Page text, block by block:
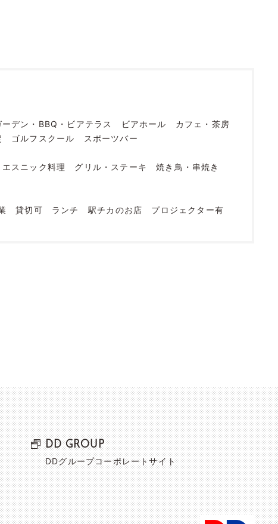
ーデン・BBQ・ビアテラス ビアホール
カフェ・茶房
ゴルフスクール
スポーツバー
スニック料理 グリル・ステーキ
焼き鳥・串焼き
貸切可 ランチ 駅チカのお店
プロジェクター有
DD GROUP
DDグループコーポレートサイト